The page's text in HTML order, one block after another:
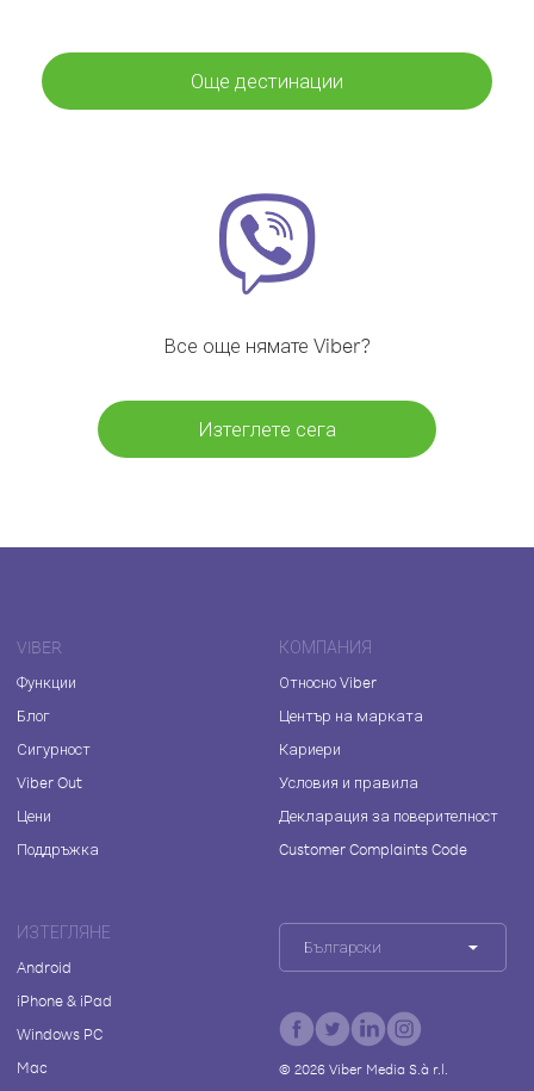
Още дестинации
Все още нямате Viber?
Изтеглете сега
VIBER
Функции
Блог
Сигурност
Viber Out
Цени
Поддръжка
КОМПАНИЯ
Относно Viber
Център на марката
Кариери
Условия и правила
Декларация за поверителност
Customer Complaints Code
ИЗТЕГЛЯНЕ
Android
iPhone & iPad
Windows PC
Mac
Български
© 2026Viber Media S.à r.l.